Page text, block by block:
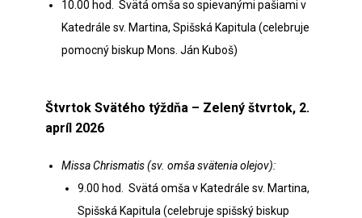
10.00 hod. Svätá omša so spievanými pašiami v
Katedrále sv. Martina, Spišská Kapitula (celebruje
pomocný biskup Mons. Ján Kuboš)
Štvrtok Svätého týždňa – Zelený štvrtok, 2.
apríl 2026
Missa Chrismatis (sv. omša svätenia olejov):
9.00 hod. Svätá omša v Katedrále sv. Martina,
Spišská Kapitula (celebruje spišský biskup